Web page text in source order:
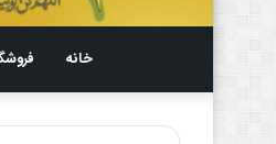
خانه